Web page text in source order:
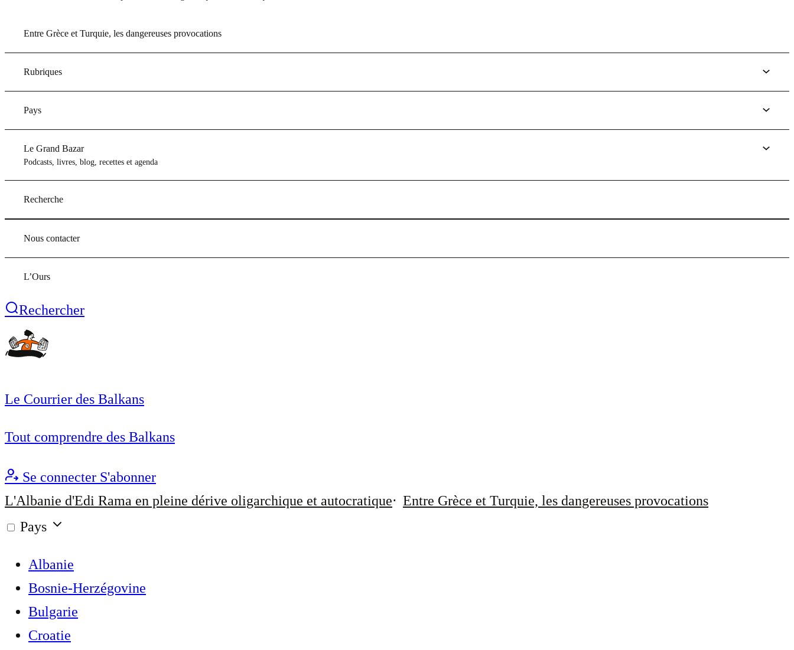
Entre Grèce et Turquie, les dangereuses provocations
Rubriques
Pays
Le Grand Bazar
Podcasts, livres, blog, recettes et agenda
Recherche
Nous contacter
L’Ours
Rechercher
Le Courrier des Balkans
Tout comprendre des Balkans
Se connecter S'abonner
L'Albanie d'Edi Rama en pleine dérive oligarchique et autocratique
Entre Grèce et Turquie, les dangereuses provocations
Pays
Albanie
Bosnie-Herzégovine
Bulgarie
Croatie